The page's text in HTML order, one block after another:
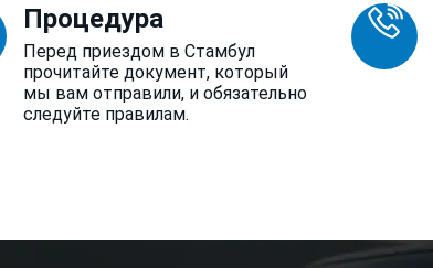
Процедура
Перед приездом в Стамбул
прочитайте документ, который
мы вам отправили, и обязательно
следуйте правилам.